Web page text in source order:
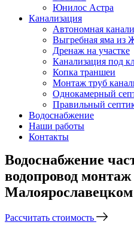
Юнилос Астра
Канализация
Автономная
Выгребная яма из
Дренаж на участке
Канализация под
Копка траншеи
Монтаж труб
Однокамерный
Правильный
Водоснабжение
Наши работы
Контакты
Водоснабжение
водопровод
Рассчитать стоимость